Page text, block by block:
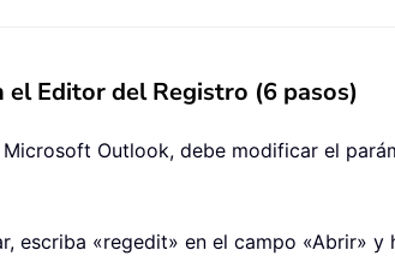
Editor del Registro (6 pasos)
Outlook, debe modificar el
escriba «regedit» en el campo «Abrir»